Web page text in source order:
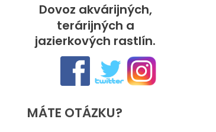
Dovoz akvárijných,
terárijných a
jazierkových rastlín.
MÁTE OTÁZKU?